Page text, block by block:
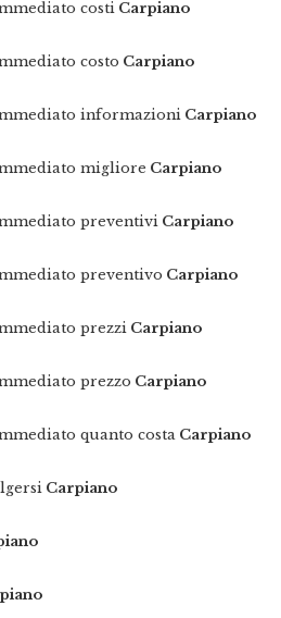
costi Carpiano
costo Carpiano
informazioni Carpiano
migliore Carpiano
preventivi Carpiano
preventivo Carpiano
prezzi Carpiano
prezzo Carpiano
quanto costa Carpiano
Carpiano